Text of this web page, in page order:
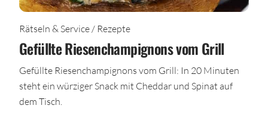
Rätseln & Service / Rezepte
Gefüllte Riesenchampignons vom Grill
Gefüllte Riesenchampignons vom Grill: In 20 Minuten
steht ein würziger Snack mit Cheddar und Spinat auf
dem Tisch.